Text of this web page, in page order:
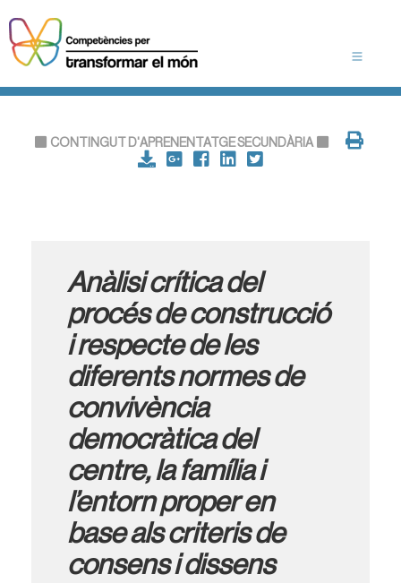
CONTINGUT D'APRENENTATGE SECUNDÀRIA
Anàlisi crítica del
procés de construcció
i respecte de les
diferents normes de
convivència
democràtica del
centre, la família i
l’entorn proper en
base als criteris de
consens i dissens